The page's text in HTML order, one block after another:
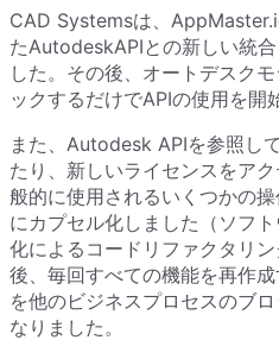
CAD Systemsは、
たAutodeskAPIとの新しい統
した。その後、オートデスク
ックするだけでAPIの使用を開
また、Autodesk APIを参照し
たり、新しいライセンスをア
般的に使用されるいくつかの
にカプセル化しました（ソフ
化によるコードリファクタリ
後、毎回すべての機能を再作
を他のビジネスプロセスのブ
なりました。